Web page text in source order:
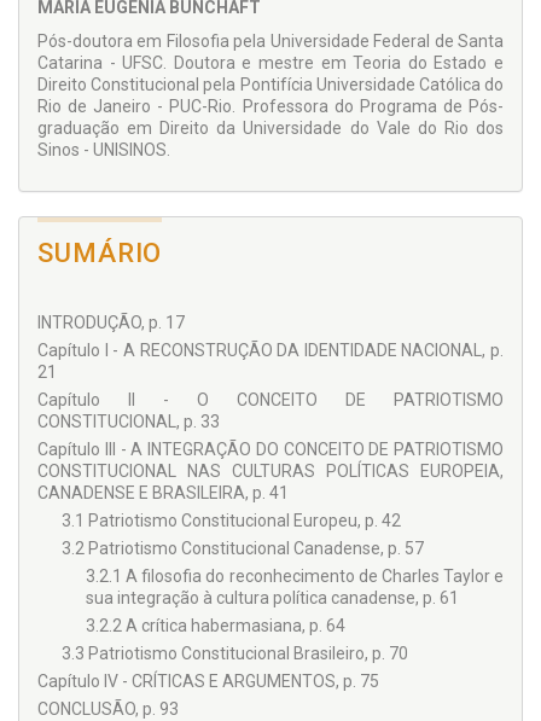
da concepção habermasiana de patriotismo constitucional
pressupõe, a nosso ver, um processo educativo que
aprofunde o reconhecimento, o respeito e a valorização da
Constituição de 1988, de modo a suscitar a adesão da
sociedade brasileira em torno dos valores propugnados pela
Nova República. Esta obra, sem dúvida, poderá contribuir em
Ana Lucia de Lyra Tavares
Direito da PUC-Rio
MARIA EUGENIA BUNCHAFT
Pós-doutora em Filosofia pela Universidade Federal de Santa
Catarina - UFSC. Doutora e mestre em Teoria do Estado e
Direito Constitucional pela Pontifícia Universidade Católica do
Rio de Janeiro - PUC-Rio. Professora do Programa de Pós-
graduação em Direito da Universidade do Vale do Rio dos
Sinos - UNISINOS.
SUMÁRIO
INTRODUÇÃO, p. 17
Capítulo I - A RECONSTRUÇÃO DA IDENTIDADE NACIONAL, p.
21
Capítulo II - O CONCEITO DE PATRIOTISMO
CONSTITUCIONAL, p. 33
Capítulo III - A INTEGRAÇÃO DO CONCEITO DE PATRIOTISMO
CONSTITUCIONAL NAS CULTURAS POLÍTICAS EUROPEIA,
CANADENSE E BRASILEIRA, p. 41
3.1 Patriotismo Constitucional Europeu, p. 42
3.2 Patriotismo Constitucional Canadense, p. 57
3.2.1 A filosofia do reconhecimento de Charles Taylor e
sua integração à cultura política canadense, p. 61
3.2.2 A crítica habermasiana, p. 64
3.3 Patriotismo Constitucional Brasileiro, p. 70
Capítulo IV - CRÍTICAS E ARGUMENTOS, p. 75
CONCLUSÃO, p. 93